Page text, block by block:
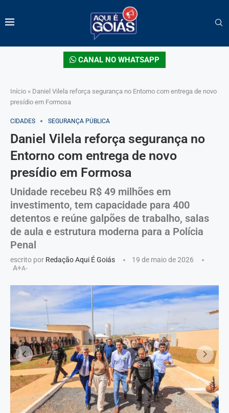
CANAL NO WHATSAPP
Início » Daniel Vilela reforça segurança no Entorno com entrega de novo
presídio em Formosa
CIDADES SEGURANÇA PÚBLICA
Daniel Vilela reforça segurança no
Entorno com entrega de novo
presídio em Formosa
Unidade recebeu R$ 49 milhões em
investimento, tem capacidade para 400
detentos e reúne galpões de trabalho, salas
de aula e estrutura moderna para a Polícia
Penal
escrito por Redação Aqui É Goiás
19 de maio de 2026
A+A-